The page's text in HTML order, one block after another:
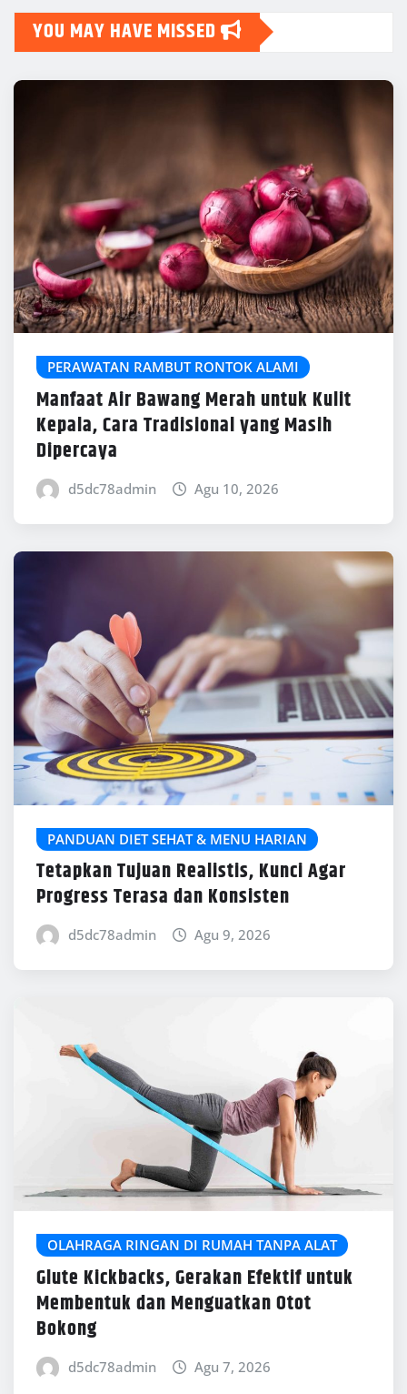
YOU MAY HAVE MISSED
PERAWATAN RAMBUT RONTOK ALAMI
Manfaat Air Bawang Merah untuk Kulit
Kepala, Cara Tradisional yang Masih
Dipercaya
d5dc78admin Agu 10, 2026
PANDUAN DIET SEHAT & MENU HARIAN
Tetapkan Tujuan Realistis, Kunci Agar
Progress Terasa dan Konsisten
d5dc78admin Agu 9, 2026
OLAHRAGA RINGAN DI RUMAH TANPA ALAT
Glute Kickbacks, Gerakan Efektif untuk
Membentuk dan Menguatkan Otot
Bokong
d5dc78admin Agu 7, 2026